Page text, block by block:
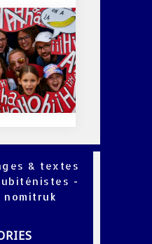
& textes
-
nomitruk